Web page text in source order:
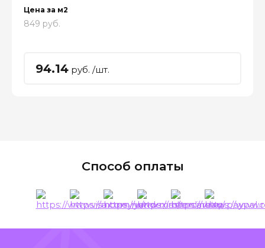
Цена за м2
849 руб.
94.14 руб. /шт.
Способ оплаты